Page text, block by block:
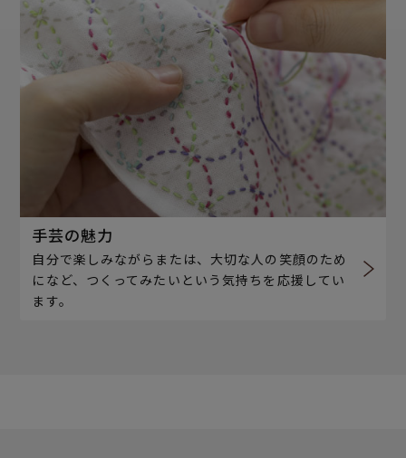
手芸の魅力
自分で楽しみながらまたは、大切な人の笑顔のため
になど、つくってみたいという気持ちを応援してい
ます。